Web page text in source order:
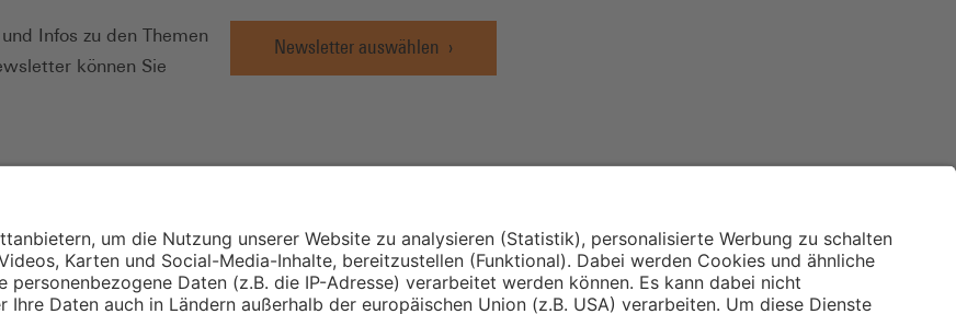
Infos zu den Themen
können Sie
Newsletter auswählen
Wirtschafts- und
Sozialwissenschaftliches
Institut
Institut für Makroökonomie
und Konjunkturforschung